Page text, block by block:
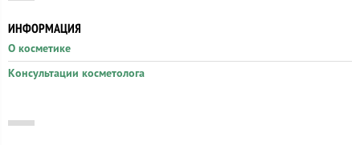
ИНФОРМАЦИЯ
О косметике
Консультации косметолога